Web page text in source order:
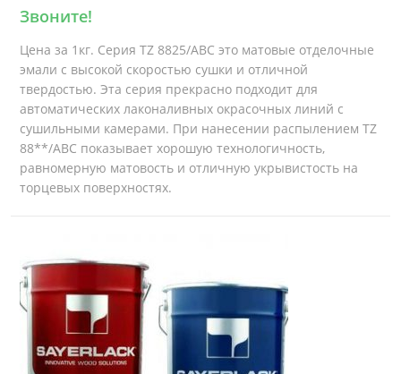
Звоните!
Цена за 1кг. Серия TZ 8825/ABC это матовые отделочные
эмали с высокой скоростью сушки и отличной
твердостью. Эта серия прекрасно подходит для
автоматических лаконаливных окрасочных линий с
сушильными камерами. При нанесении распылением TZ
88**/ABC показывает хорошую технологичность,
равномерную матовость и отличную укрывистость на
торцевых поверхностях.